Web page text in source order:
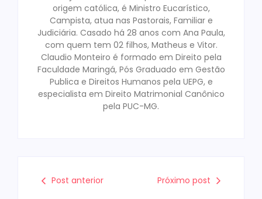
origem católica, é Ministro Eucarístico,
Campista, atua nas Pastorais, Familiar e
Judiciária. Casado há 28 anos com Ana Paula,
com quem tem 02 filhos, Matheus e Vitor.
Claudio Monteiro é formado em Direito pela
Faculdade Maringá, Pós Graduado em Gestão
Publica e Direitos Humanos pela UEPG, e
especialista em Direito Matrimonial Canônico
pela PUC-MG.
Post anterior Próximo post